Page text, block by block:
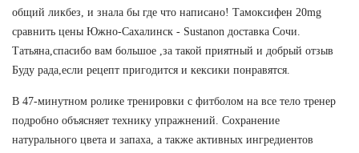
общий ликбез, и знала бы где что написано! Тамоксифен 20mg
сравнить цены Южно-Сахалинск - Sustanon доставка Сочи.
Татьяна,спасибо вам большое ,за такой приятный и добрый отзыв
Буду рада,если рецепт пригодится и кексики понравятся.
В 47-минутном ролике тренировки с фитболом на все тело тренер
подробно объясняет технику упражнений. Сохранение
натурального цвета и запаха, а также активных ингредиентов